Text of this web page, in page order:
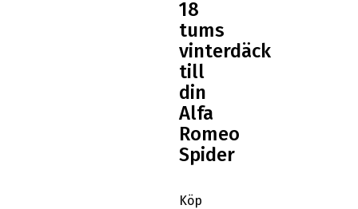
18
tums
vinterdäck
till
din
Alfa
Romeo
Spider
Köp